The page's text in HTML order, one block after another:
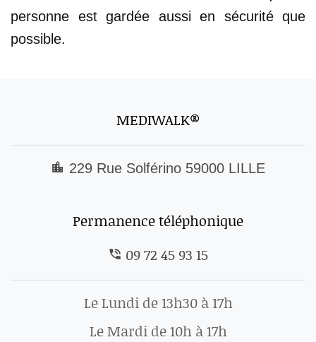
personne est gardée aussi en sécurité que
possible.
MEDIWALK®
229 Rue Solférino 59000 LILLE
Permanence téléphonique
09 72 45 93 15
Le Lundi de 13h30 à 17h
Le Mardi de 10h à 17h